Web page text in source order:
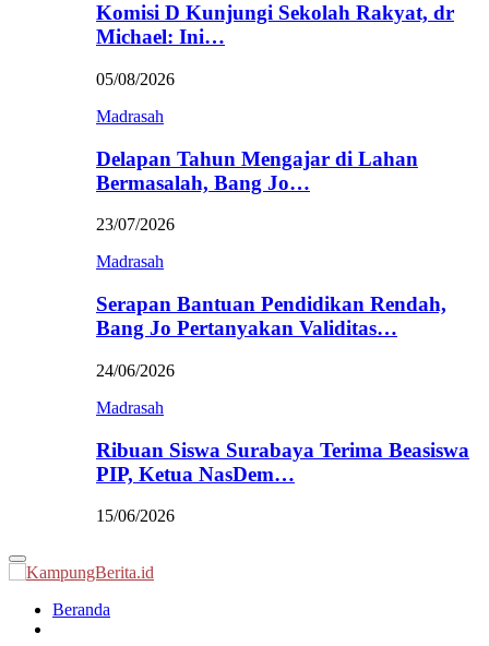
Komisi D Kunjungi Sekolah Rakyat, dr
Michael: Ini…
05/08/2026
Madrasah
Delapan Tahun Mengajar di Lahan
Bermasalah, Bang Jo…
23/07/2026
Madrasah
Serapan Bantuan Pendidikan Rendah,
Bang Jo Pertanyakan Validitas…
24/06/2026
Madrasah
Ribuan Siswa Surabaya Terima Beasiswa
PIP, Ketua NasDem…
15/06/2026
Primary
Menu
Beranda